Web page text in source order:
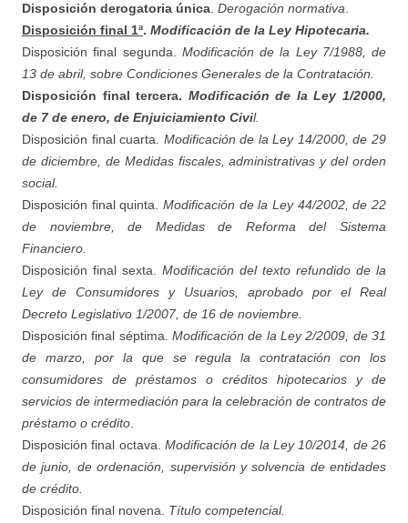
Disposición derogatoria única. Derogación normativa.
Disposición final 1ª. Modificación de la Ley Hipotecaria.
Disposición final segunda. Modificación de la Ley 7/1988, de
13 de abril, sobre Condiciones Generales de la Contratación.
Disposición final tercera. Modificación de la Ley 1/2000,
de 7 de enero, de Enjuiciamiento Civil.
Disposición final cuarta. Modificación de la Ley 14/2000, de 29
de diciembre, de Medidas fiscales, administrativas y del orden
social.
Disposición final quinta. Modificación de la Ley 44/2002, de 22
de noviembre, de Medidas de Reforma del Sistema
Financiero.
Disposición final sexta. Modificación del texto refundido de la
Ley de Consumidores y Usuarios, aprobado por el Real
Decreto Legislativo 1/2007, de 16 de noviembre.
Disposición final séptima. Modificación de la Ley 2/2009, de 31
de marzo, por la que se regula la contratación con los
consumidores de préstamos o créditos hipotecarios y de
servicios de intermediación para la celebración de contratos de
préstamo o crédito.
Disposición final octava. Modificación de la Ley 10/2014, de 26
de junio, de ordenación, supervisión y solvencia de entidades
de crédito.
Disposición final novena. Título competencial.